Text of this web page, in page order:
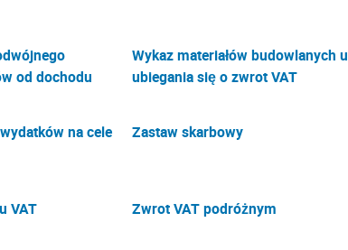
od dochodu
Wykaz materiałów budowlanych
ubiegania się o zwrot VAT
na cele
Zastaw skarbowy
VAT Zwrot VAT podróżnym